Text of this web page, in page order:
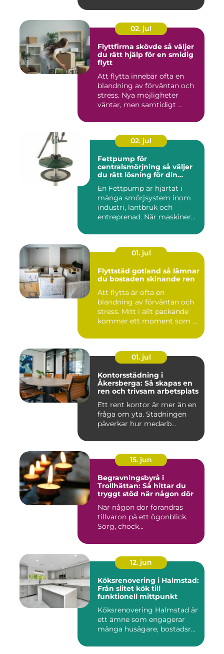
02. jul
Flyttfirma skövde så väljer
du rätt hjälp för en smidig
flytt
Att flytta innebär ofta en
blandning av förväntan och
stress. Nya möjligheter
väntar, men samtidigt ...
02. jul
Fettpump för
centralsmörjning så väljer
du rätt lösning för din
En Fettpump är hjärtat i
många smörjsystem inom
industri, lantbruk och
entreprenad. När maskiner
01. jul
Flyttstäd gotland så lämnar
du bostaden skinande ren
Att flytta är ofta en
blandning av förväntan och
stress. Mitt i allt packande
kommer ett moment som ...
01. jul
Kontorsstädning i
Åkersberga: Så skapas en
ren och trivsam arbetsplats
Ett rent kontor är mer än en
fråga om yta. Städningen
påverkar hur medarb...
15. jun
Begravningsbyrå i
Trollhättan: Så hittar du
tryggt stöd när någon dör
När någon dör förändras
tillvaron på ett ögonblick.
Sorg, chock...
12. jun
Köksrenovering i Halmstad:
Från slitet kök till
funktionell mittpunkt
Köksrenovering Halmstad är
ett ämne som engagerar
många husägare, bostadsr...